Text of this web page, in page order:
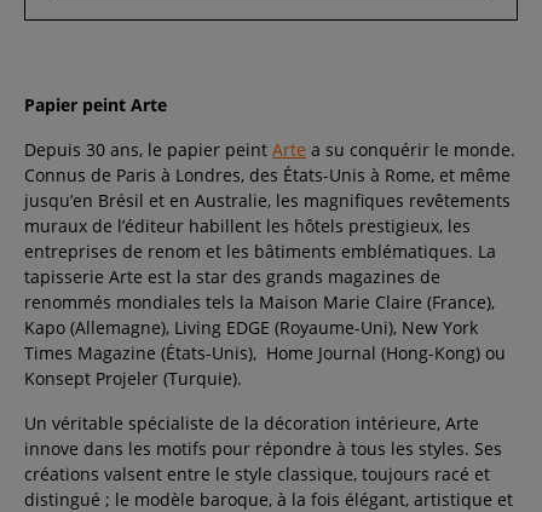
Papier peint Arte
Depuis 30 ans, le papier peint Arte a su conquérir le monde.
Connus de Paris à Londres, des États-Unis à Rome, et même
jusqu’en Brésil et en Australie, les magnifiques revêtements
muraux de l’éditeur habillent les hôtels prestigieux, les
entreprises de renom et les bâtiments emblématiques. La
tapisserie Arte est la star des grands magazines de
renommés mondiales tels la Maison Marie Claire (France),
Kapo (Allemagne), Living EDGE (Royaume-Uni), New York
Times Magazine (États-Unis), Home Journal (Hong-Kong) ou
Konsept Projeler (Turquie).
Un véritable spécialiste de la décoration intérieure, Arte
innove dans les motifs pour répondre à tous les styles. Ses
créations valsent entre le style classique, toujours racé et
distingué ; le modèle baroque, à la fois élégant, artistique et